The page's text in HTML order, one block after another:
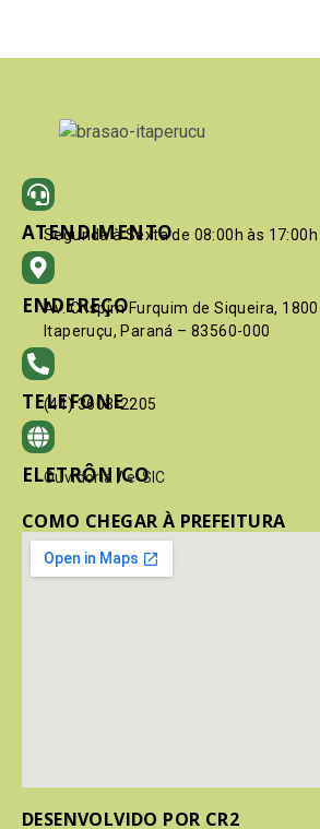
ATENDIMENTO
Segunda à Sexta de 08:00h às 17:00h
ENDEREÇO
Av. Crispim Furquim de Siqueira,
Itaperuçu, Paraná – 83560-000
TELEFONE
(41) 3603-2205
ELETRÔNICO
Ouvidoria / e-SIC
COMO CHEGAR À PREFEITURA
DESENVOLVIDO POR CR2